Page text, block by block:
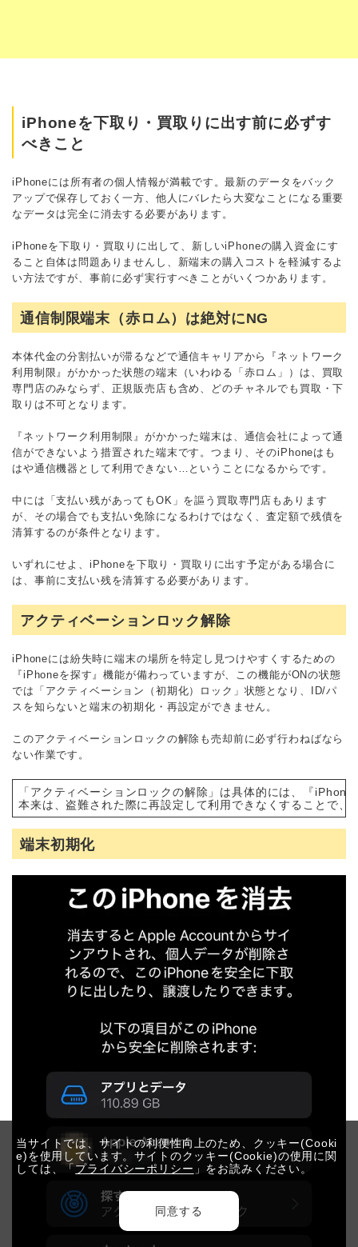
iPhoneを下取り・買取りに出す前に必ずす
べきこと
iPhoneには所有者の個人情報が満載です。最新のデータをバック
アップで保存しておく一方、他人にバレたら大変なことになる重要
なデータは完全に消去する必要があります。
iPhoneを下取り・買取りに出して、新しいiPhoneの購入資金にす
ること自体は問題ありませんし、新端末の購入コストを軽減するよ
い方法ですが、事前に必ず実行すべきことがいくつかあります。
通信制限端末（赤ロム）は絶対にNG
本体代金の分割払いが滞るなどで通信キャリアから『ネットワーク
利用制限』がかかった状態の端末（いわゆる「赤ロム」）は、買取
専門店のみならず、正規販売店も含め、どのチャネルでも買取・下
取りは不可となります。
『ネットワーク利用制限』がかかった端末は、通信会社によって通
信ができないよう措置された端末です。つまり、そのiPhoneはも
はや通信機器として利用できない…ということになるからです。
中には「支払い残があってもOK」を謳う買取専門店もあります
が、その場合でも支払い免除になるわけではなく、査定額で残債を
清算するのが条件となります。
いずれにせよ、iPhoneを下取り・買取りに出す予定がある場合に
は、事前に支払い残を清算する必要があります。
アクティベーションロック解除
iPhoneには紛失時に端末の場所を特定し見つけやすくするための
『iPhoneを探す』機能が備わっていますが、この機能がONの状態
では「アクティベーション（初期化）ロック」状態となり、ID/パ
スを知らないと端末の初期化・再設定ができません。
このアクティベーションロックの解除も売却前に必ず行わねばなら
ない作業です。
「アクティベーションロックの解除」は具体的には、『
本来は、盗難された際に再設定して利用できなくすることで
端末初期化
当サイトでは、サイトの利便性向上のため、クッキー(Cooki
e)を使用しています。サイトのクッキー(Cookie)の使用に関
しては、「プライバシーポリシー 」をお読みください。
同意する